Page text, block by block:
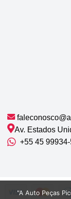
Av. Estados
+55 45
"A Auto Peças